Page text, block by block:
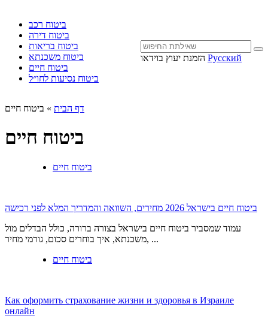
ביטוח רכב
ביטוח דירה
ביטוח בריאות
ביטוח משכנתא
ביטוח חיים
ביטוח נסיעות לחו״ל
הזמנת יעוץ בוידאו Русский
דף הבית » ביטוח חיים
ביטוח חיים
ביטוח חיים
ביטוח חיים בישראל 2026 מחירים, השוואה והמדריך המלא לפני רכישה
עמוד שמסביר ביטוח חיים בישראל בצורה ברורה, כולל הבדלים מול
משכנתא, איך בוחרים סכום, גורמי מחיר, ...
ביטוח חיים
Как оформить страхование жизни и здоровья в Израиле
онлайн